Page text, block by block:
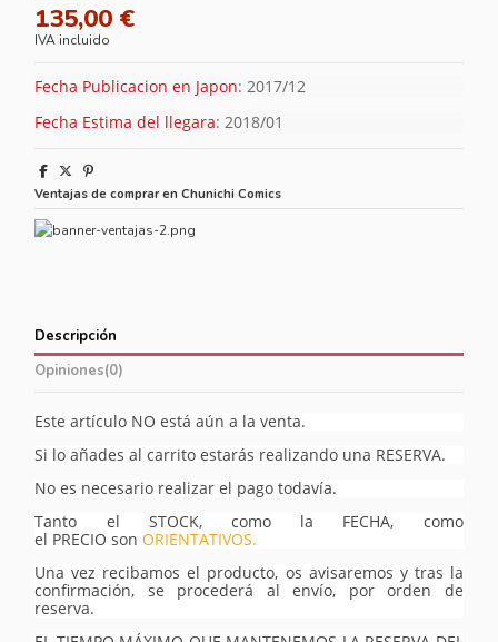
135,00 €
IVA incluido
Fecha Publicacion en Japon: 2017/12
Fecha Estima del llegara: 2018/01
Ventajas de comprar en Chunichi Comics
Descripción
Opiniones(0)
Este artículo NO está aún a la venta.
Si lo añades al carrito estarás realizando una RESERVA.
No es necesario realizar el pago todavía.
Tanto el STOCK, como la FECHA, como
el PRECIO sonORIENTATIVOS.
Una vez recibamos el producto, os avisaremos y tras la
confirmación, se procederá al envío, por orden de
reserva.